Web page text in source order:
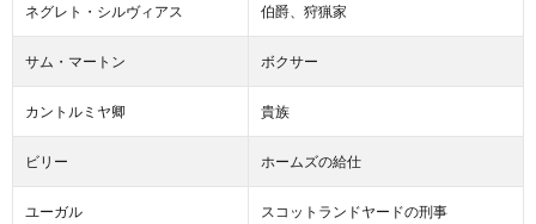
ネグレト・シルヴィアス 伯爵、狩猟家
サム・マートン ボクサー
カントルミヤ卿 貴族
ビリー ホームズの給仕
ユーガル スコットランドヤードの刑事